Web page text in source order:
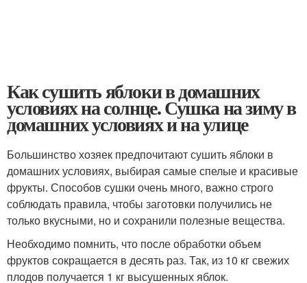
Как сушить яблоки в домашних
условиях на солнце. Сушка на зиму в
домашних условиях и на улице
Большинство хозяек предпочитают сушить яблоки в
домашних условиях, выбирая самые спелые и красивые
фрукты. Способов сушки очень много, важно строго
соблюдать правила, чтобы заготовки получились не
только вкусными, но и сохранили полезные вещества.
Необходимо помнить, что после обработки объем
фруктов сокращается в десять раз. Так, из 10 кг свежих
плодов получается 1 кг высушенных яблок.